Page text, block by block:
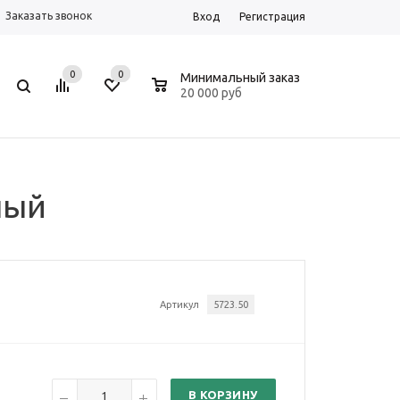
Заказать звонок Вход Регистрация
0 0
Минимальный заказ
20 000 руб
Артикул 5723.50
В КОРЗИНУ